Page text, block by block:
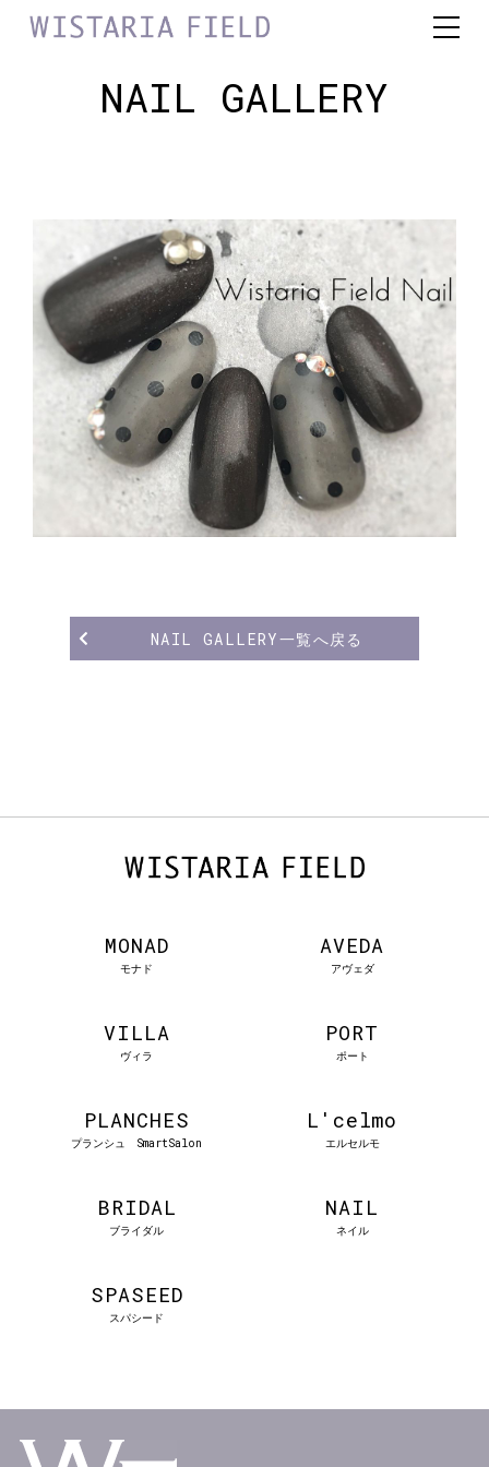
NAIL GALLERY
NAIL GALLERY一覧へ戻る
MONAD
モナド
AVEDA
アヴェダ
VILLA
ヴィラ
PORT
ポート
PLANCHES
プランシュ SmartSalon
L'celmo
エルセルモ
BRIDAL
ブライダル
NAIL
ネイル
SPASEED
スパシード